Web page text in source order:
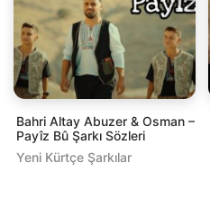
Bahri Altay Abuzer & Osman –
Payîz Bû Şarkı Sözleri
Yeni Kürtçe Şarkılar